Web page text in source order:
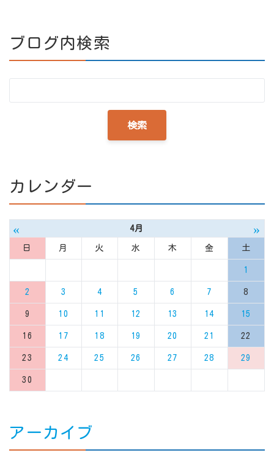
ブログ内検索
カレンダー
« 4月 »
日 月 火 水 木 金 土
1
2 3 4 5 6 7 8
9 10 11 12 13 14 15
16 17 18 19 20 21 22
23 24 25 26 27 28 29
30
アーカイブ